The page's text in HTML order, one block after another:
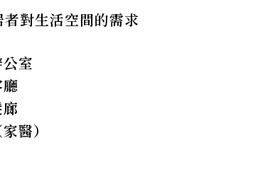
對生活空間的需求
室
醫）